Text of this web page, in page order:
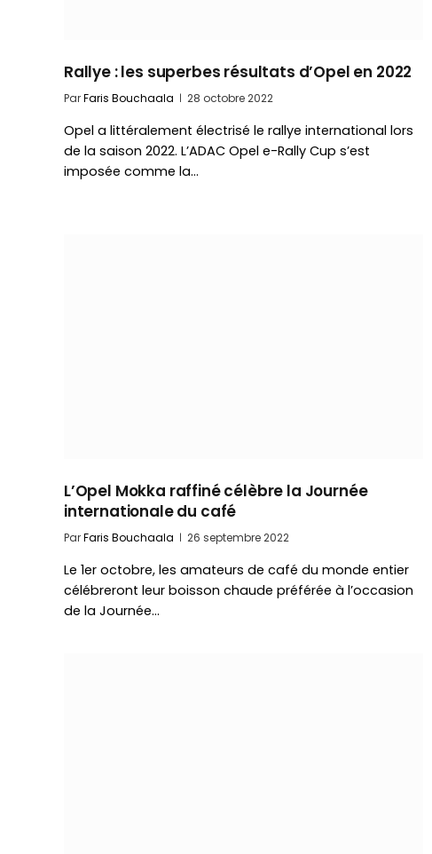
Rallye : les superbes résultats d’Opel en 2022
ParFaris Bouchaala 28 octobre 2022
Opel a littéralement électrisé le rallye international lors
de la saison 2022. L’ADAC Opel e-Rally Cup s’est
imposée comme la…
L’Opel Mokka raffiné célèbre la Journée
internationale du café
ParFaris Bouchaala 26 septembre 2022
Le 1er octobre, les amateurs de café du monde entier
célébreront leur boisson chaude préférée à l’occasion
de la Journée…